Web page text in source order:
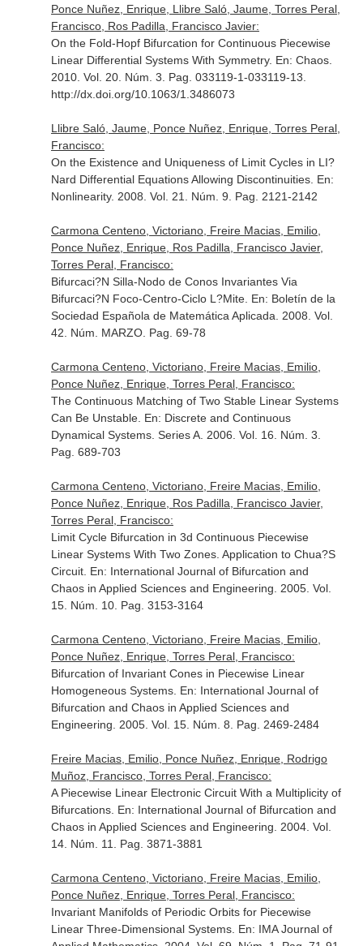
Ponce Nuñez, Enrique, Llibre Saló, Jaume, Torres Peral,
Francisco, Ros Padilla, Francisco Javier:
On the Fold-Hopf Bifurcation for Continuous Piecewise
Linear Differential Systems With Symmetry. En: Chaos.
2010. Vol. 20. Núm. 3. Pag. 033119-1-033119-13.
http://dx.doi.org/10.1063/1.3486073
Llibre Saló, Jaume, Ponce Nuñez, Enrique, Torres Peral,
Francisco:
On the Existence and Uniqueness of Limit Cycles in LI?
Nard Differential Equations Allowing Discontinuities. En:
Nonlinearity. 2008. Vol. 21. Núm. 9. Pag. 2121-2142
Carmona Centeno, Victoriano, Freire Macias, Emilio,
Ponce Nuñez, Enrique, Ros Padilla, Francisco Javier,
Torres Peral, Francisco:
Bifurcaci?N Silla-Nodo de Conos Invariantes Via
Bifurcaci?N Foco-Centro-Ciclo L?Mite. En: Boletín de la
Sociedad Española de Matemática Aplicada . 2008. Vol.
42. Núm. MARZO. Pag. 69-78
Carmona Centeno, Victoriano, Freire Macias, Emilio,
Ponce Nuñez, Enrique, Torres Peral, Francisco:
The Continuous Matching of Two Stable Linear Systems
Can Be Unstable. En: Discrete and Continuous
Dynamical Systems. Series A. 2006. Vol. 16. Núm. 3.
Pag. 689-703
Carmona Centeno, Victoriano, Freire Macias, Emilio,
Ponce Nuñez, Enrique, Ros Padilla, Francisco Javier,
Torres Peral, Francisco:
Limit Cycle Bifurcation in 3d Continuous Piecewise
Linear Systems With Two Zones. Application to Chua?S
Circuit. En: International Journal of Bifurcation and
Chaos in Applied Sciences and Engineering . 2005. Vol.
15. Núm. 10. Pag. 3153-3164
Carmona Centeno, Victoriano, Freire Macias, Emilio,
Ponce Nuñez, Enrique, Torres Peral, Francisco:
Bifurcation of Invariant Cones in Piecewise Linear
Homogeneous Systems. En: International Journal of
Bifurcation and Chaos in Applied Sciences and
Engineering . 2005. Vol. 15. Núm. 8. Pag. 2469-2484
Freire Macias, Emilio, Ponce Nuñez, Enrique, Rodrigo
Muñoz, Francisco, Torres Peral, Francisco:
A Piecewise Linear Electronic Circuit With a Multiplicity of
Bifurcations. En: International Journal of Bifurcation and
Chaos in Applied Sciences and Engineering . 2004. Vol.
14. Núm. 11. Pag. 3871-3881
Carmona Centeno, Victoriano, Freire Macias, Emilio,
Ponce Nuñez, Enrique, Torres Peral, Francisco:
Invariant Manifolds of Periodic Orbits for Piecewise
Linear Three-Dimensional Systems. En: IMA Journal of